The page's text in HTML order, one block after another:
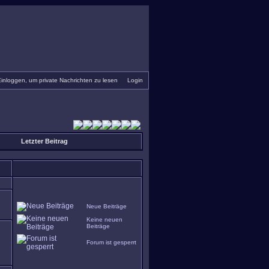
um private Nachrichten zu lesen Login
Letzter Beitrag
Neue Beiträge
Keine neuen
Beiträge
Forum ist gesperrt